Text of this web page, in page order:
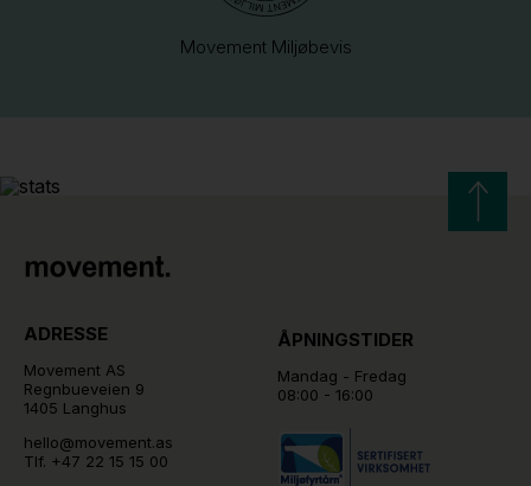
Movement Miljøbevis
ADRESSE
Movement AS
Regnbueveien 9
1405 Langhus
hello@movement.as
Tlf. +47 22 15 15 00
ÅPNINGSTIDER
Mandag - Fredag
08:00 - 16:00